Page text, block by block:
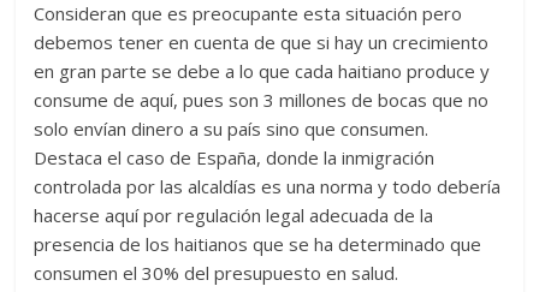
Consideran que es preocupante esta situación pero
debemos tener en cuenta de que si hay un crecimiento
en gran parte se debe a lo que cada haitiano produce y
consume de aquí, pues son 3 millones de bocas que no
solo envían dinero a su país sino que consumen.
Destaca el caso de España, donde la inmigración
controlada por las alcaldías es una norma y todo debería
hacerse aquí por regulación legal adecuada de la
presencia de los haitianos que se ha determinado que
consumen el 30% del presupuesto en salud.